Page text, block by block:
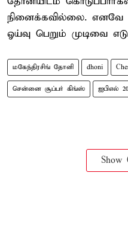
நினைக்கவில்லை.
ஓய்வு பெறும் முடிவை
மகேந்திரசிங் தோனி dhoni
சென்னை சூப்பர் கிங்ஸ் ஐபிஎல்
Show